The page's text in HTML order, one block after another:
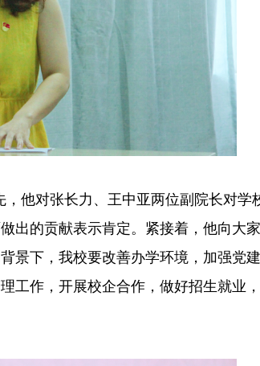
他对张长力、王中亚两位副院长对学
出的贡献表示肯定。紧接着，他向大
景下，我校要改善办学环境，加强党
工作，开展校企合作，做好招生就业